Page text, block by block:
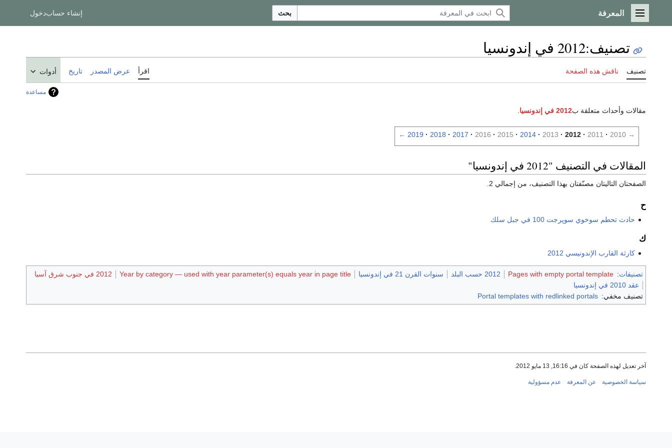
القائمة الرئيسية
المعرفة بحث إنشاء حسابدخول
تصنيف:2012 في إندونسيا
تصنيف ناقش هذه الصفحة اقرأ عرض المصدر تاريخ أدوات
مساعدة
مقالات وأحداث متعلقة ب2012 في إندونسيا
→
2010
2011
2012
2013
2014
2015
2016
2017
2018
2019
←
المقالات في التصنيف "2012 في إندونسيا"
الصفحتان التاليتان مصنّفتان بهذا التصنيف، من إجمالي 2.
ح
حادث تحطم سوخوي سوپر‌جت 100 في جبل سلك
ك
كارثة القارب الإندونيسي 2012
تصنيفات:
Pages with empty portal template 2012 حسب البلد سنوات القرن 21 في إندونسيا Year by category — used with year parameter(s) equals year in page title
2012 في جنوب شرق آسيا
عقد 2010 في إندونسيا
تصنيف مخفي: Portal templates with redlinked portals
آخر تعديل لهذه الصفحة كان في 16:16, 13 مايو 2012.
سياسة الخصوصية عن المعرفة عدم مسؤولية